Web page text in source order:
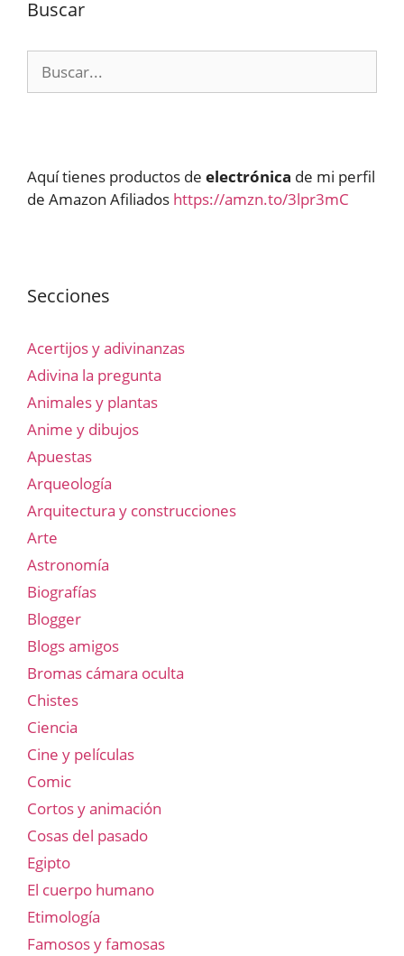
Buscar
Aquí tienes productos de electrónica de mi perfil
de Amazon Afiliados https://amzn.to/3lpr3mC
Secciones
Acertijos y adivinanzas
Adivina la pregunta
Animales y plantas
Anime y dibujos
Apuestas
Arqueología
Arquitectura y construcciones
Arte
Astronomía
Biografías
Blogger
Blogs amigos
Bromas cámara oculta
Chistes
Ciencia
Cine y películas
Comic
Cortos y animación
Cosas del pasado
Egipto
El cuerpo humano
Etimología
Famosos y famosas